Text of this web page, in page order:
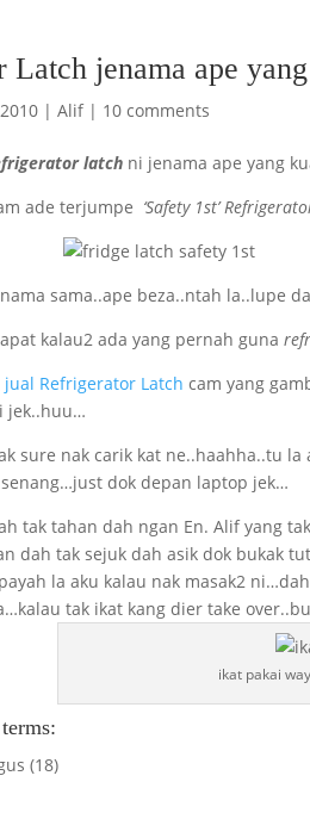
Latch jenama ape
| Alif| 10 comments
latch ni jenama ape yang
ade terjumpe ‘Safety 1st’
sama..ape beza..ntah la..lupe
kalau2 ada yang pernah guna
Refrigerator Latch cam yang
jek..huu…
sure nak carik kat ne..haahha..tu
dok depan laptop jek…
tak tahan dah ngan En. Alif yang
dah tak sejuk dah asik dok bukak
la aku kalau nak masak2
tak ikat kang dier take
ikat pakai
(18)